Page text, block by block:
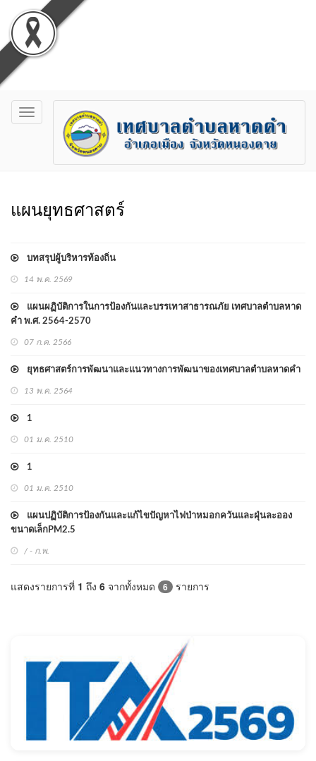
Toggle
navigation
แผนยุทธศาสตร์
บทสรุปผู้บริหารท้องถิ่น
14 พ.ค. 2569
แผนผฏิบัติการในการป้องกันและบรรเทาสาธารณภัย เทศบาลตำบลหาด
คำ พ.ศ. 2564-2570
07 ก.ค. 2566
ยุทธศาสตร์การพัฒนาและแนวทางการพัฒนาของเทศบาลตำบลหาดคำ
13 พ.ค. 2564
1
01 ม.ค. 2510
1
01 ม.ค. 2510
แผนปฏิบัติการป้องกันและแก้ไขปัญหาไฟป่าหมอกควันและฝุ่นละออง
ขนาดเล็กPM2.5
/ - ก.พ.
แสดงรายการที่ 1 ถึง 6 จากทั้งหมด 6 รายการ